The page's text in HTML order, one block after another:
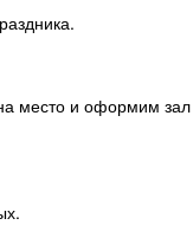
место и оформим зал